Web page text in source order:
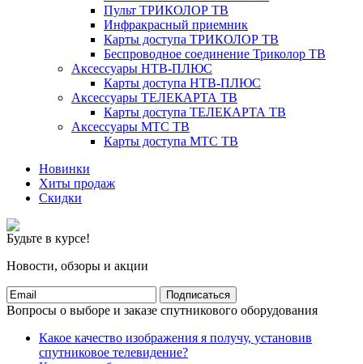
Пульт ТРИКОЛОР ТВ
Инфракрасный приемник
Карты доступа ТРИКОЛОР ТВ
Беспроводное соединение Триколор ТВ
Аксессуары НТВ-ПЛЮС
Карты доступа НТВ-ПЛЮС
Аксессуары ТЕЛЕКАРТА ТВ
Карты доступа ТЕЛЕКАРТА ТВ
Аксессуары МТС ТВ
Карты доступа МТС ТВ
Новинки
Хиты продаж
Скидки
Будьте в курсе!
Новости, обзоры и акции
Подписаться
Вопросы о выборе и заказе спутникового оборудования
Какое качество изображения я получу, установив
спутниковое телевидение?